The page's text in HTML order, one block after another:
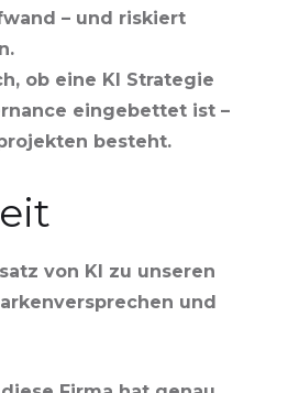
– und riskiert
ob eine KI Strategie
eingebettet ist –
besteht.
von KI zu unseren
und